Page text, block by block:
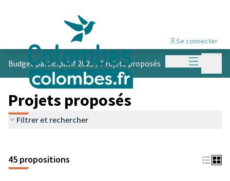
Menu
Se connecter
Budget participatif 2021 /Projets proposés
Projets proposés
Filtrer et rechercher
45 propositions